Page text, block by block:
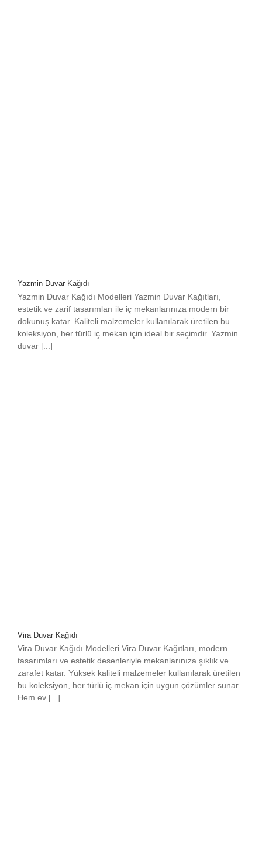
Yazmin Duvar Kağıdı
Yazmin Duvar Kağıdı Modelleri Yazmin Duvar Kağıtları,
estetik ve zarif tasarımları ile iç mekanlarınıza modern bir
dokunuş katar. Kaliteli malzemeler kullanılarak üretilen bu
koleksiyon, her türlü iç mekan için ideal bir seçimdir. Yazmin
duvar [...]
Vira Duvar Kağıdı
Vira Duvar Kağıdı Modelleri Vira Duvar Kağıtları, modern
tasarımları ve estetik desenleriyle mekanlarınıza şıklık ve
zarafet katar. Yüksek kaliteli malzemeler kullanılarak üretilen
bu koleksiyon, her türlü iç mekan için uygun çözümler sunar.
Hem ev [...]